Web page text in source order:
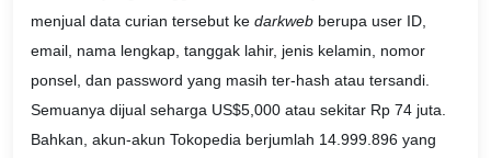
menjual data curian tersebut ke darkweb berupa user ID,
email, nama lengkap, tanggak lahir, jenis kelamin, nomor
ponsel, dan password yang masih ter-hash atau tersandi.
Semuanya dijual seharga US$5,000 atau sekitar Rp 74 juta.
Bahkan, akun-akun Tokopedia berjumlah 14.999.896 yang